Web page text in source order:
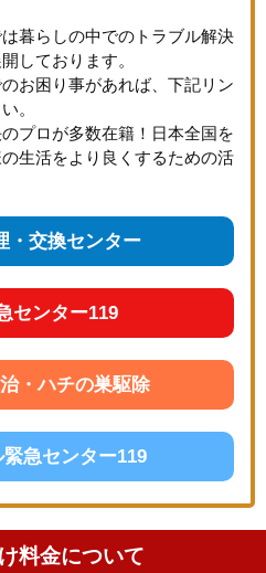
暮らしの中でのトラブル解決
しております。
お困り事があれば、下記リン
。
プロが多数在籍！日本全国を
生活をより良くするための活
・交換センター
センター119
・ハチの巣駆除
急センター119
料金について